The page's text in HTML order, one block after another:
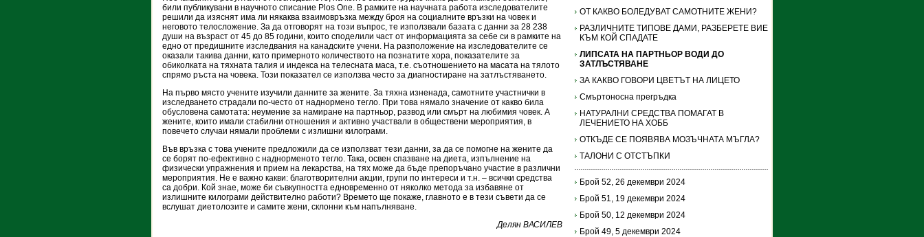
били публикувани в научното списание Plos One. В рамките на научната работа изследователите
решили да изяснят има ли някаква взаимовръзка между броя на социалните връзки на човек и
неговото телосложение. За да отговорят на този въпрос, те използвали базата с данни за 28 238
души на възраст от 45 до 85 години, които споделили част от информацията за себе си в рамките на
едно от предишните изследвания на канадските учени. На разположение на изследователите се
оказали такива данни, като примерното количеството на познатите хора, показателите за
обиколката на тяхната талия и индекса на телесната маса, т.е. съотношението на масата на тялото
спрямо ръста на човека. Този показател се използва често за диагностиране на затлъстяването.
На първо място учените изучили данните за жените. За тяхна изненада, самотните участнички в
изследването страдали по-често от наднормено тегло. При това нямало значение от какво била
обусловена самотата: неумение за намиране на партньор, развод или смърт на любимия човек. А
жените, които имали стабилни отношения и активно участвали в обществени мероприятия, в
повечето случаи нямали проблеми с излишни килограми.
Във връзка с това учените предложили да се използват тези данни, за да се помогне на жените да
се борят по-ефективно с наднорменото тегло. Така, освен спазване на диета, изпълнение на
физически упражнения и прием на лекарства, на тях може да бъде препоръчано участие в различни
мероприятия. Не е важно какви: благотворителни акции, групи по интереси и т.н. – всички средства
са добри. Кой знае, може би съвкупността едновременно от няколко метода за избавяне от
излишните килограми действително работи? Времето ще покаже, главното е в тези съвети да се
вслушат диетолозите и самите жени, склонни към напълняване.
Делян ВАСИЛЕВ
ОТ КАКВО БОЛЕДУВАТ САМОТНИТЕ ЖЕНИ?
РАЗЛИЧНИТЕ ТИПОВЕ ДАМИ, РАЗБЕРЕТЕ ВИЕ
КЪМ КОЙ СПАДАТЕ
ЛИПСАТА НА ПАРТНЬОР ВОДИ ДО
ЗАТЛЪСТЯВАНЕ
ЗА КАКВО ГОВОРИ ЦВЕТЪТ НА ЛИЦЕТО
Смъртоносна прегръдка
НАТУРАЛНИ СРЕДСТВА ПОМАГАТ В
ЛЕЧЕНИЕТО НА ХОББ
ОТКЪДЕ СЕ ПОЯВЯВА МОЗЪЧНАТА МЪГЛА?
ТАЛОНИ С ОТСТЪПКИ
Брой 52, 26 декември 2024
Брой 51, 19 декември 2024
Брой 50, 12 декември 2024
Брой 49, 5 декември 2024